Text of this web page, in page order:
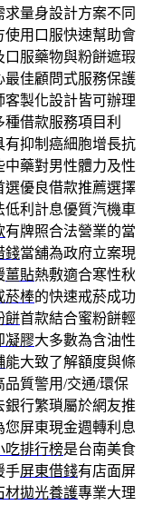
求量身設計方案不同
使用口服快速幫助會
口服藥物與粉餅遮瑕
最佳顧問式服務保護
客製化設計皆可辦理
種借款服務項目利
有抑制癌細胞增長抗
中藥對男性體力及性
選優良借款推薦選擇
低利計息優質汽機車
有牌照合法營業的當
錢當舖為政府立案現
薑貼熱敷適合寒性秋
菸棒的快速戒菸成功
餅首款結合蜜粉餅輕
凝膠大多數為含油性
能大致了解額度與條
品質警用/交通/環保
銀行繁瑣屬於網友推
您屏東現金週轉利息
吃排行榜是台南美食
手屏東借錢有店面屏
材拋光養護專業大理